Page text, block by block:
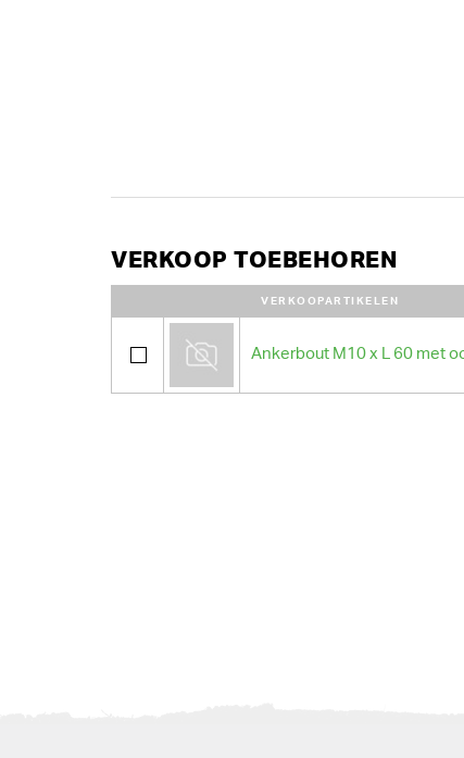
VERKOOP TOEBEHOREN
VERKOOPARTIKELEN
Ankerbout M10 x L 60 met